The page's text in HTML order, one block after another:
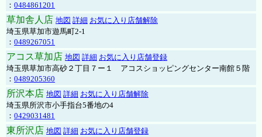
： 0484861201
草加舎人店 地図 詳細 お気に入り店舗解除
埼玉県草加市遊馬町2-1
： 0489267051
アコス草加店 地図 詳細 お気に入り店舗登録
埼玉県草加市高砂２丁目７ー１ アコスショッピングセンター南館５階
： 0489205360
所沢本店 地図 詳細 お気に入り店舗解除
埼玉県所沢市小手指台5番地の4
： 0429031481
東所沢店 地図 詳細 お気に入り店舗登録